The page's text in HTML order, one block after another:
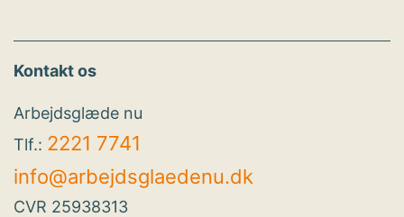
Kontakt os
Arbejdsglæde nu
Tlf.: 2221 7741
info@arbejdsglaedenu.dk
CVR 25938313